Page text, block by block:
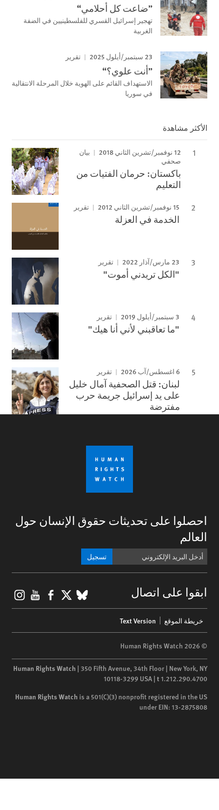
”ضاعت كل أحلامي“
تهجير إسرائيل القسري للفلسطينيين في الضفة
الغربية
23 سبتمبر/أيلول 2025 تقرير
”أنت علوي؟“
الاستهداف القائم على الهوية خلال المرحلة الانتقالية
في سوريا
مشاهدة
12 نوفمبر/تشرين الثاني 2018
بيان
باكستان: حرمان الفتيات من
التعليم
15 نوفمبر/تشرين الثاني 2012 تقرير
الخدمة في العزلة
23 مارس/آذار 2022 تقرير
"الكل تريدني أموت"
تقرير
"ما تعاقبني لأني أنا هيك"
تقرير
لبنان: قتل الصحفية آمال خليل
على يد إسرائيل جريمة حرب
مفترضة
على تحديثات حقوق الإنسان حول
على اتصال BlueSky
X
Facebook
YouTube
الموقع Text Version
Human Rights Watch| 350 Fifth Avenue, 34th Floor | New York,
10118-3299USA|t
Human Rights Watchis a 501(C)(3) nonprofit registered in the
under EIN: 13-